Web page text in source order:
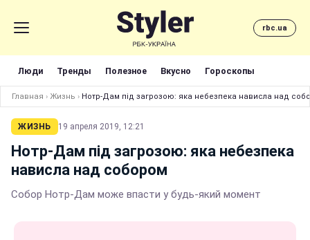
rbc.ua
Люди Тренды Полезное Вкусно Гороскопы
Главная › Жизнь › Нотр-Дам під загрозою: яка небезпека нависла над
ЖИЗНЬ 19 апреля 2019, 12:21
Нотр-Дам під загрозою: яка небезпека
нависла над собором
Собор Нотр-Дам може впасти у будь-який момент